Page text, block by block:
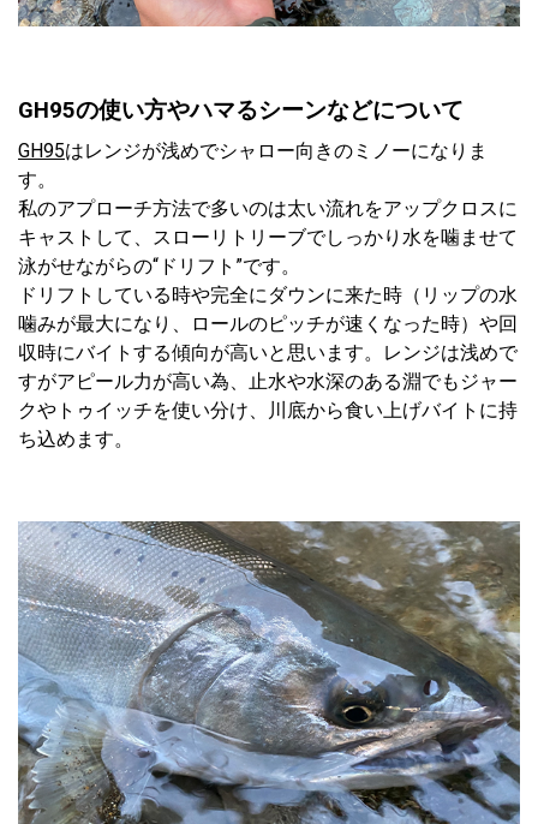
GH95の使い方やハマるシーンなどについて
GH95はレンジが浅めでシャロー向きのミノーになりま
す。
私のアプローチ方法で多いのは太い流れをアップクロスに
キャストして、スローリトリーブでしっかり水を噛ませて
泳がせながらの“ドリフト”です。
ドリフトしている時や完全にダウンに来た時（リップの水
噛みが最大になり、ロールのピッチが速くなった時）や回
収時にバイトする傾向が高いと思います。レンジは浅めで
すがアピール力が高い為、止水や水深のある淵でもジャー
クやトゥイッチを使い分け、川底から食い上げバイトに持
ち込めます。